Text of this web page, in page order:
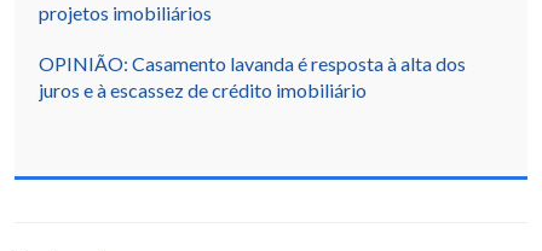
projetos imobiliários
OPINIÃO: Casamento lavanda é resposta à alta dos
juros e à escassez de crédito imobiliário